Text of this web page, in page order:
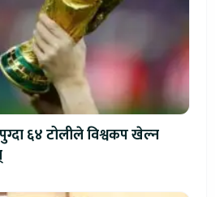
६४ टोलीले विश्वकप खेल्न